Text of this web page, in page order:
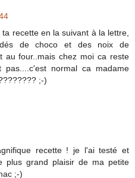
recette en la suivant à la lettre,
de choco et des noix de
au four..mais chez moi ca reste
pas....c'est normal ca madame
;-)
recette ! je l'ai testé et
plus grand plaisir de ma petite
;-)